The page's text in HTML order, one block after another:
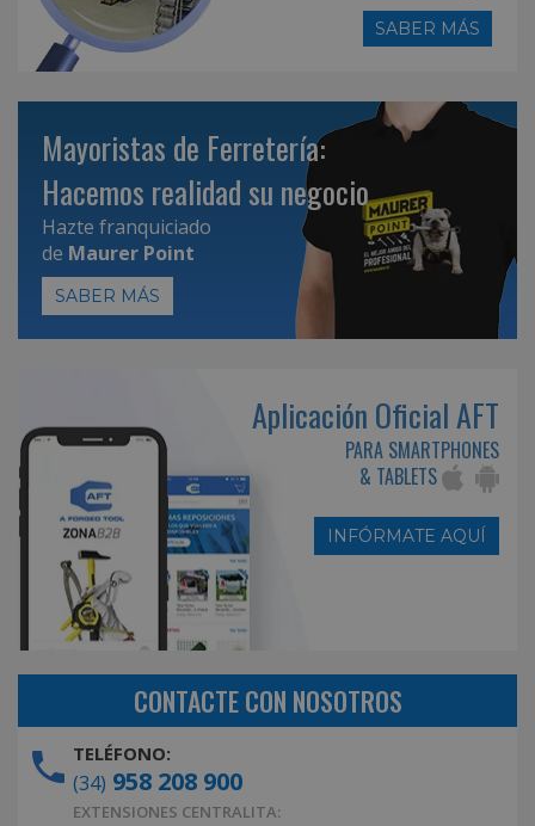
SABER MÁS
Mayoristas de Ferretería:
Hacemos realidad su negocio
Hazte franquiciado
de Maurer Point
SABER MÁS
Aplicación Oficial AFT
PARA SMARTPHONES
& TABLETS
INFÓRMATE AQUÍ
CONTACTE CON NOSOTROS
TELÉFONO:
(34) 958 208 900
EXTENSIONES CENTRALITA: